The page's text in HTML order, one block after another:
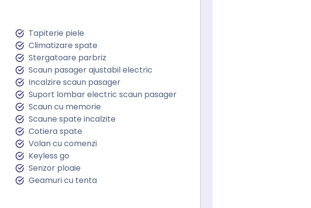
Tapiterie piele
Climatizare spate
Stergatoare parbriz
Scaun pasager ajustabil electric
Incalzire scaun pasager
Suport lombar electric scaun pasager
Scaun cu memorie
Scaune spate incalzite
Cotiera spate
Volan cu comenzi
Keyless go
Senzor ploaie
Geamuri cu tenta